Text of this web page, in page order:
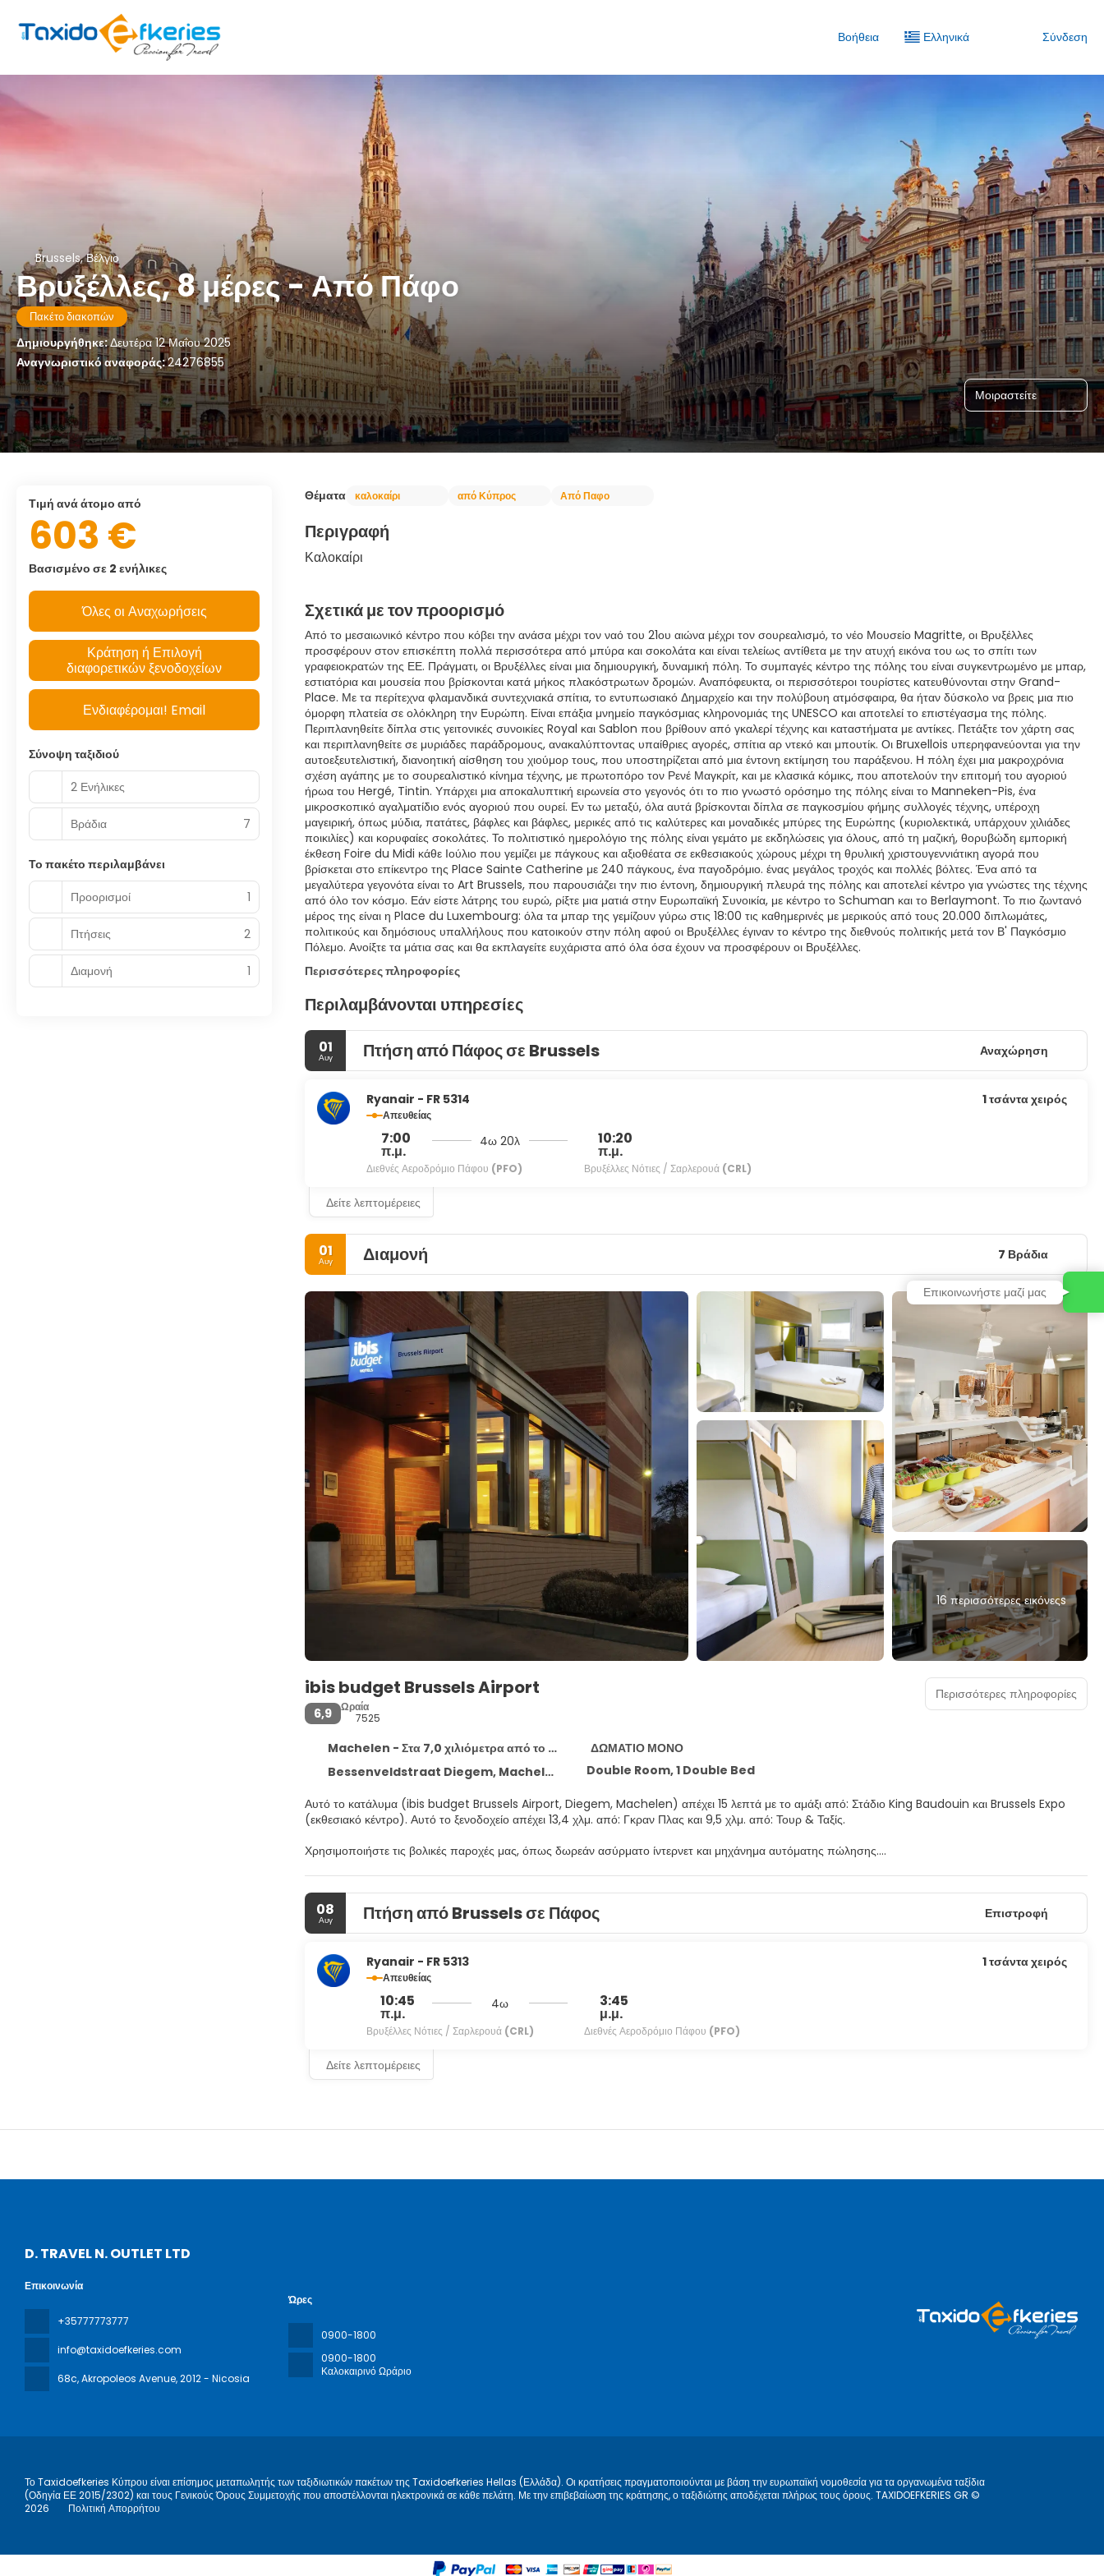
Βοήθεια Ελληνικά Σύνδεση
Brussels, Βέλγιο
Βρυξέλλες, 8 μέρες - Από Πάφο
Πακέτο διακοπών
Δημιουργήθηκε:Δευτέρα 12 Μαΐου 2025
Αναγνωριστικό αναφοράς:24276855
Μοιραστείτε
Θέματα καλοκαίρι από Κύπρος Από Παφο
Περιγραφή
Καλοκαίρι
Σχετικά με τον προορισμό
Από το μεσαιωνικό κέντρο που κόβει την ανάσα μέχρι τον ναό του 21ου αιώνα μέχρι τον σουρεαλισμό, το νέο Μουσείο Magritte, οι Βρυξέλλες
προσφέρουν στον επισκέπτη πολλά περισσότερα από μπύρα και σοκολάτα και είναι τελείως αντίθετα με την ατυχή εικόνα του ως το σπίτι των
γραφειοκρατών της ΕΕ. Πράγματι, οι Βρυξέλλες είναι μια δημιουργική, δυναμική πόλη. Το συμπαγές κέντρο της πόλης του είναι συγκεντρωμένο με μπαρ,
εστιατόρια και μουσεία που βρίσκονται κατά μήκος πλακόστρωτων δρομών. Αναπόφευκτα, οι περισσότεροι τουρίστες κατευθύνονται στην Grand-
Place. Με τα περίτεχνα φλαμανδικά συντεχνιακά σπίτια, το εντυπωσιακό Δημαρχείο και την πολύβουη ατμόσφαιρα, θα ήταν δύσκολο να βρεις μια πιο
όμορφη πλατεία σε ολόκληρη την Ευρώπη. Είναι επάξια μνημείο παγκόσμιας κληρονομιάς της UNESCO και αποτελεί το επιστέγασμα της πόλης.
Περιπλανηθείτε δίπλα στις γειτονικές συνοικίες Royal και Sablon που βρίθουν από γκαλερί τέχνης και καταστήματα με αντίκες. Πετάξτε τον χάρτη σας
και περιπλανηθείτε σε μυριάδες παράδρομους, ανακαλύπτοντας υπαίθριες αγορές, σπίτια αρ ντεκό και μπουτίκ. Οι Bruxellois υπερηφανεύονται για την
αυτοεξευτελιστική, διανοητική αίσθηση του χιούμορ τους, που υποστηρίζεται από μια έντονη εκτίμηση του παράξενου. Η πόλη έχει μια μακροχρόνια
σχέση αγάπης με το σουρεαλιστικό κίνημα τέχνης, με πρωτοπόρο τον Ρενέ Μαγκρίτ, και με κλασικά κόμικς, που αποτελούν την επιτομή του αγοριού
ήρωα του Hergé, Tintin. Υπάρχει μια αποκαλυπτική ειρωνεία στο γεγονός ότι το πιο γνωστό ορόσημο της πόλης είναι το Manneken-Pis, ένα
μικροσκοπικό αγαλματίδιο ενός αγοριού που ουρεί. Εν τω μεταξύ, όλα αυτά βρίσκονται δίπλα σε παγκοσμίου φήμης συλλογές τέχνης, υπέροχη
μαγειρική, όπως μύδια, πατάτες, βάφλες και βάφλες, μερικές από τις καλύτερες και μοναδικές μπύρες της Ευρώπης (κυριολεκτικά, υπάρχουν χιλιάδες
ποικιλίες) και κορυφαίες σοκολάτες. Το πολιτιστικό ημερολόγιο της πόλης είναι γεμάτο με εκδηλώσεις για όλους, από τη μαζική, θορυβώδη εμπορική
έκθεση Foire du Midi κάθε Ιούλιο που γεμίζει με πάγκους και αξιοθέατα σε εκθεσιακούς χώρους μέχρι τη θρυλική χριστουγεννιάτικη αγορά που
βρίσκεται στο επίκεντρο της Place Sainte Catherine με 240 πάγκους, ένα παγοδρόμιο. ένας μεγάλος τροχός και πολλές βόλτες. Ένα από τα
μεγαλύτερα γεγονότα είναι το Art Brussels, που παρουσιάζει την πιο έντονη, δημιουργική πλευρά της πόλης και αποτελεί κέντρο για γνώστες της τέχνης
από όλο τον κόσμο. Εάν είστε λάτρης του ευρώ, ρίξτε μια ματιά στην Ευρωπαϊκή Συνοικία, με κέντρο το Schuman και το Berlaymont. Το πιο ζωντανό
μέρος της είναι η Place du Luxembourg: όλα τα μπαρ της γεμίζουν γύρω στις 18:00 τις καθημερινές με μερικούς από τους 20.000 διπλωμάτες,
πολιτικούς και δημόσιους υπαλλήλους που κατοικούν στην πόλη αφού οι Βρυξέλλες έγιναν το κέντρο της διεθνούς πολιτικής μετά τον Β' Παγκόσμιο
Πόλεμο. Ανοίξτε τα μάτια σας και θα εκπλαγείτε ευχάριστα από όλα όσα έχουν να προσφέρουν οι Βρυξέλλες.
Περισσότερες πληροφορίες
Περιλαμβάνονται υπηρεσίες
01
Αυγ Πτήση από Πάφος σε Brussels Αναχώρηση
Ryanair - FR 5314
Απευθείας
7:00
π.μ.
Διεθνές Αεροδρόμιο Πάφου (PFO)
4ω 20λ 10:20
π.μ.
Βρυξέλλες Νότιες / Σαρλερουά (CRL)
1 τσάντα χειρός
Δείτε λεπτομέρειες
01
Αυγ Διαμονή 7 Βράδια
16 περισσότερες εικόνεςs
ibis budget Brussels Airport
6,9
Ωραία
7525
Machelen - Στα 7,0 χιλιόμετρα από το κέντρο
ΔΩΜΑΤΙΟ ΜΟΝΟ
Bessenveldstraat Diegem, Machelen 1831
Double Room, 1 Double Bed
Αυτό το κατάλυμα (ibis budget Brussels Airport, Diegem, Machelen) απέχει 15 λεπτά με το αμάξι από: Στάδιο King Baudouin και Brussels Expo
(εκθεσιακό κέντρο). Αυτό το ξενοδοχείο απέχει 13,4 χλμ. από: Γκραν Πλας και 9,5 χλμ. από: Τουρ & Ταξίς.
Χρησιμοποιήστε τις βολικές παροχές μας, όπως δωρεάν ασύρματο ίντερνετ και μηχάνημα αυτόματης πώλησης.
ίντερνετ κι επίσης παρέχονται για τη διασκέδασή σας δορυφορικά κανάλια. Τα μπάνια διαθέτουν ντουζιέρες και πιστολάκια μαλλιών.
Με επιπλέον χρέωση είναι διαθέσιμο πρωινό (σε μπουφέ) τις καθημερινές μεταξύ 6:30 π.μ. - 10:00 π.μ..
Στις σημαντικές παροχές περιλαμβάνονται ρεσεψιόν όλο το 24ωρο, πολύγλωσσο προσωπικό και αποθήκευση αποσκευών. Στους χώρους μας θα
βρείτε στάθμευση χωρίς παρκαδόρο (με χρέωση).
Περισσότερες πληροφορίες
08
Αυγ Πτήση από Brussels σε Πάφος Επιστροφή
Ryanair - FR 5313
Απευθείας
10:45
π.μ.
Βρυξέλλες Νότιες / Σαρλερουά (CRL)
4ω 3:45
μ.μ.
Διεθνές Αεροδρόμιο Πάφου (PFO)
1 τσάντα χειρός
Δείτε λεπτομέρειες
τιμή ανά άτομο από
603 €
Βασισμένο σε 2 ενήλικες
Όλες οι Αναχωρήσεις
Κράτηση ή Επιλογή
διαφορετικών ξενοδοχείων
Ενδιαφέρομαι! Email
Σύνοψη ταξιδιού
2 Ενήλικες
Βράδια 7
Το πακέτο περιλαμβάνει
Προορισμοί
1
Πτήσεις 2
Διαμονή 1
D. TRAVEL N. OUTLET LTD
Επικοινωνία
+35777773777
info@taxidoefkeries.com
68c, Akropoleos Avenue, 2012 - Nicosia
Ώρες
0900-1800
0900-1800
Καλοκαιρινό Ωράριο
Το Taxidoefkeries Κύπρου είναι επίσημος μεταπωλητής των ταξιδιωτικών πακέτων της Taxidoefkeries Hellas (Ελλάδα). Οι κρατήσεις πραγματοποιούνται με βάση την ευρωπαϊκή νομοθεσία για τα οργανωμένα ταξίδια
(Οδηγία ΕΕ 2015/2302) και τους Γενικούς Όρους Συμμετοχής που αποστέλλονται ηλεκτρονικά σε κάθε πελάτη. Με την επιβεβαίωση της κράτησης, ο ταξιδιώτης αποδέχεται πλήρως τους όρους. TAXIDOEFKERIES GR ©
2026
Πολιτική Απορρήτου